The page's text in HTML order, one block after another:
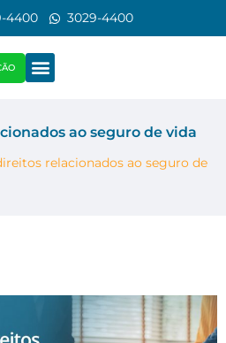
4400 3029-4400
ao seguro de vida
relacionados ao seguro de